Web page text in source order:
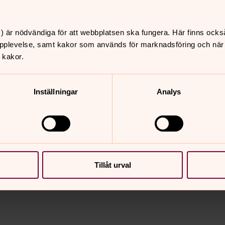
är nödvändiga för att webbplatsen ska fungera. Här finns
samt kakor som används för marknadsföring och
Inställningar Analys
Tillåt urval
på nationell nivå
till oss
678 15